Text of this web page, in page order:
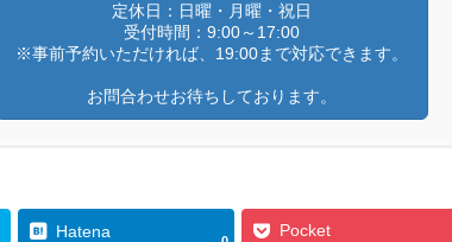
定休日：日曜・月曜・祝日
受付時間：9:00～17:00
※事前予約いただければ、19:00まで対応できます。
お問合わせお待ちしております。
Hatena Pocket